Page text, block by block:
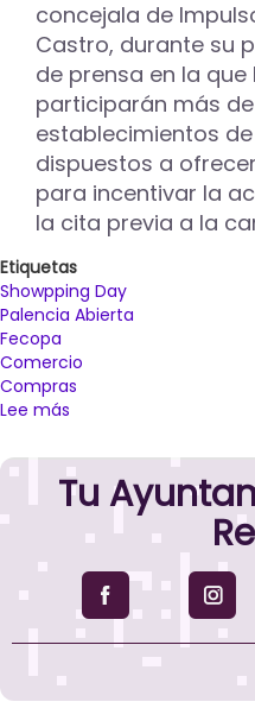
concejala de
Castro, durante su
de prensa en la
participarán más
establecimientos
dispuestos a
para incentivar la
la cita previa a la
Etiquetas
Showpping Day
Palencia Abierta
Fecopa
Comercio
Compras
Lee más
Showpping
Day
amplía
tres
días
y
centra
Tu